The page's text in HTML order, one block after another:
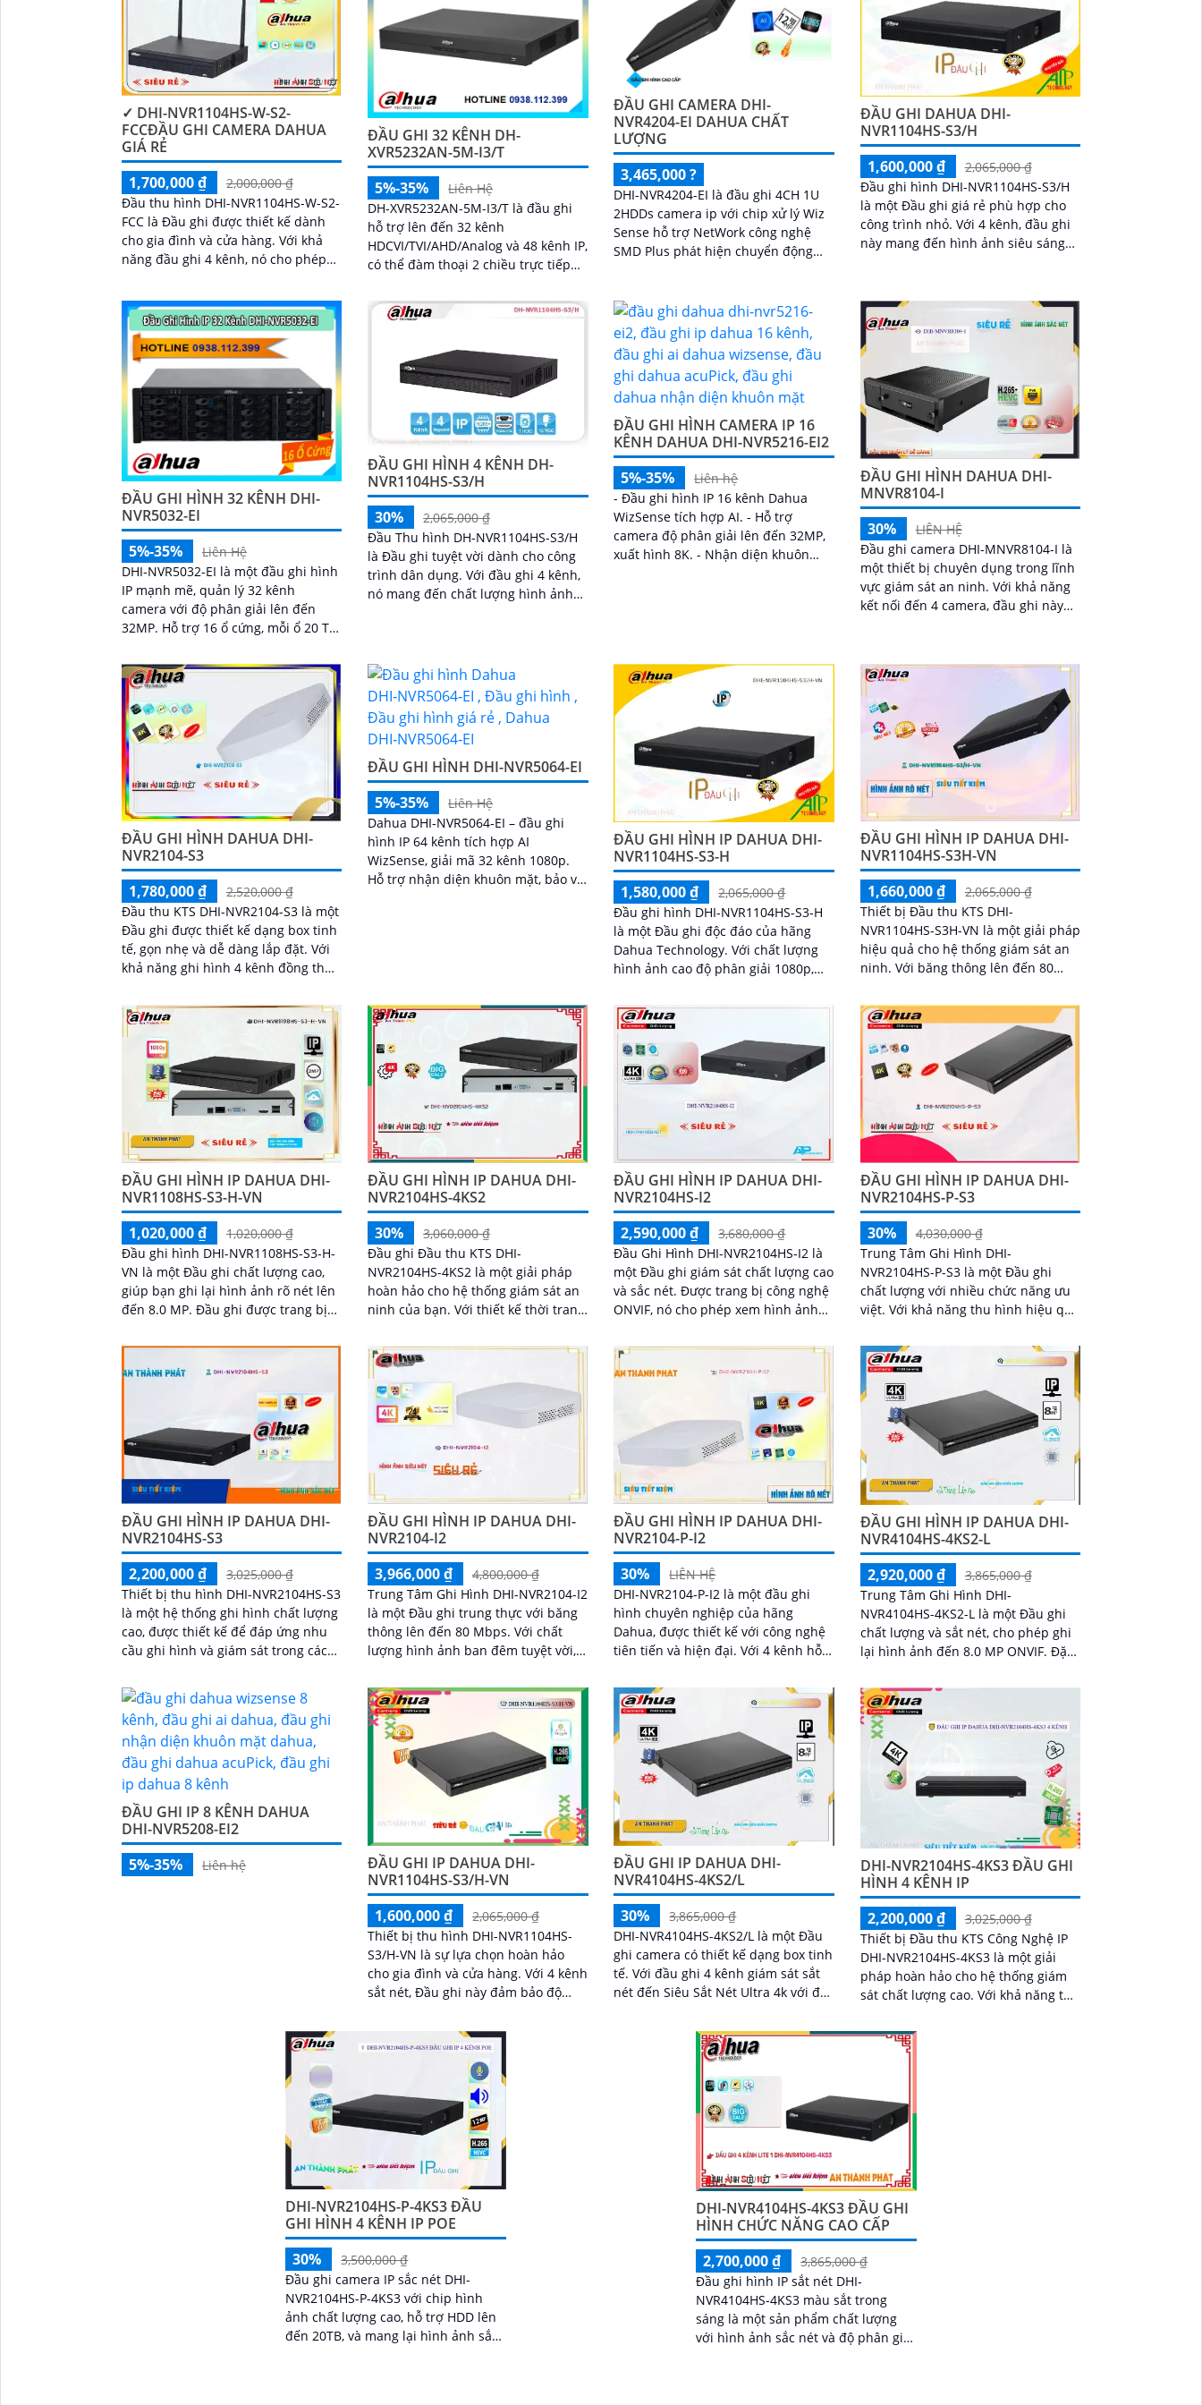
✓ DHI-NVR1104HS-W-S2-
FCCĐẦU GHI CAMERA DAHUA
GIÁ RẺ
1,700,000 ₫
2,000,000 ₫
Đầu thu hình DHI-NVR1104HS-W-S2-
FCC là Đầu ghi được thiết kế dành
cho gia đình và cửa hàng. Với khả
năng đầu ghi 4 kênh, nó cho phép
đêm, với độ phân giải 6.0 MP
ĐẦU GHI 32 KÊNH DH-
XVR5232AN-5M-I3/T
5%-35%
Liên Hệ
DH-XVR5232AN-5M-I3/T là đầu ghi
hỗ trợ lên đến 32 kênh
HDCVI/TVI/AHD/Analog và 48 kênh IP,
có thể đàm thoại 2 chiều trực tiếp
năng thông minh AcuPick, SMD Plus,
IVS và nhận diện khuôn mặt chính
xem camera dễ dàng
ĐẦU GHI CAMERA DHI-
NVR4204-EI DAHUA CHẤT
LƯỢNG
3,465,000 ?
DHI-NVR4204-EI là đầu ghi 4CH 1U
2HDDs camera ip với chip xử lý Wiz
Sense hỗ trợ NetWork công nghệ
SMD Plus phát hiện chuyển động
hình ảnh 16 MP eSATA ONVIF quản
lý IP từ xa.
ĐẦU GHI DAHUA DHI-
NVR1104HS-S3/H
1,600,000 ₫
2,065,000 ₫
Đầu ghi hình DHI-NVR1104HS-S3/H
là một Đầu ghi giá rẻ phù hợp cho
công trình nhỏ. Với 4 kênh, đầu ghi
này mang đến hình ảnh siêu sáng
ĐẦU GHI HÌNH 32 KÊNH DHI-
NVR5032-EI
5%-35%
Liên Hệ
DHI-NVR5032-EI là một đầu ghi hình
IP mạnh mẽ, quản lý 32 kênh
camera với độ phân giải lên đến
32MP. Hỗ trợ 16 ổ cứng, mỗi ổ 20 TB,
Chuẩn nén Smart H
ĐẦU GHI HÌNH 4 KÊNH DH-
NVR1104HS-S3/H
30%
2,065,000 ₫
Đầu Thu hình DH-NVR1104HS-S3/H
là Đầu ghi tuyệt vời dành cho công
trình dân dụng. Với đầu ghi 4 kênh,
nó mang đến chất lượng hình ảnh
ĐẦU GHI HÌNH CAMERA IP 16
KÊNH DAHUA DHI-NVR5216-EI2
5%-35%
Liên hệ
- Đầu ghi hình IP 16 kênh Dahua
WizSense tích hợp AI. - Hỗ trợ
camera độ phân giải lên đến 32MP,
xuất hình 8K. - Nhận diện khuôn
ĐẦU GHI HÌNH DAHUA DHI-
MNVR8104-I
30%
LIÊN HỆ
Đầu ghi camera DHI-MNVR8104-I là
một thiết bị chuyên dụng trong lĩnh
vực giám sát an ninh. Với khả năng
kết nối đến 4 camera, đầu ghi này
lượng cao
ĐẦU GHI HÌNH DAHUA DHI-
NVR2104-S3
1,780,000 ₫
2,520,000 ₫
Đầu thu KTS DHI-NVR2104-S3 là một
Đầu ghi được thiết kế dạng box tinh
tế, gọn nhẹ và dễ dàng lắp đặt. Với
khả năng ghi hình 4 kênh đồng thời
ghi này mang đến cho người dùng
những hình ảnh sắc nét và chi tiết
ĐẦU GHI HÌNH DHI-NVR5064-EI
5%-35%
Liên Hệ
Dahua DHI‑NVR5064‑EI – đầu ghi
hình IP 64 kênh tích hợp AI
WizSense, giải mã 32 kênh 1080p.
Hỗ trợ nhận diện khuôn mặt, bảo vệ
ĐẦU GHI HÌNH IP DAHUA DHI-
NVR1104HS-S3-H
1,580,000 ₫
2,065,000 ₫
Đầu ghi hình DHI-NVR1104HS-S3-H
là một Đầu ghi độc đáo của hãng
Dahua Technology. Với chất lượng
hình ảnh cao độ phân giải 1080p,
cầu về giám sát an ninh
ĐẦU GHI HÌNH IP DAHUA DHI-
NVR1104HS-S3H-VN
1,660,000 ₫
2,065,000 ₫
Thiết bị Đầu thu KTS DHI-
NVR1104HS-S3H-VN là một giải pháp
hiệu quả cho hệ thống giám sát an
ninh. Với băng thông lên đến 80
truyền thông mạnh mẽ
ĐẦU GHI HÌNH IP DAHUA DHI-
NVR1108HS-S3-H-VN
1,020,000 ₫
1,020,000 ₫
Đầu ghi hình DHI-NVR1108HS-S3-H-
VN là một Đầu ghi chất lượng cao,
giúp bạn ghi lại hình ảnh rõ nét lên
đến 8.0 MP. Đầu ghi được trang bị
minh, giúp...
ĐẦU GHI HÌNH IP DAHUA DHI-
NVR2104HS-4KS2
30%
3,060,000 ₫
Đầu ghi Đầu thu KTS DHI-
NVR2104HS-4KS2 là một giải pháp
hoàn hảo cho hệ thống giám sát an
ninh của bạn. Với thiết kế thời trang
mang lại hình ảnh sắc nét và chất
lượng cao với độ phân giải Ultra 4k
và công nghệ 8MP
ĐẦU GHI HÌNH IP DAHUA DHI-
NVR2104HS-I2
2,590,000 ₫
3,680,000 ₫
Đầu Ghi Hình DHI-NVR2104HS-I2 là
một Đầu ghi giám sát chất lượng cao
và sắc nét. Được trang bị công nghệ
ONVIF, nó cho phép xem hình ảnh
ĐẦU GHI HÌNH IP DAHUA DHI-
NVR2104HS-P-S3
30%
4,030,000 ₫
Trung Tâm Ghi Hình DHI-
NVR2104HS-P-S3 là một Đầu ghi
chất lượng với nhiều chức năng ưu
việt. Với khả năng thu hình hiệu quả
mang đến cho bạn những hình ảnh
sắc nét
ĐẦU GHI HÌNH IP DAHUA DHI-
NVR2104HS-S3
2,200,000 ₫
3,025,000 ₫
Thiết bị thu hình DHI-NVR2104HS-S3
là một hệ thống ghi hình chất lượng
cao, được thiết kế để đáp ứng nhu
cầu ghi hình và giám sát trong các
ĐẦU GHI HÌNH IP DAHUA DHI-
NVR2104-I2
3,966,000 ₫
4,800,000 ₫
Trung Tâm Ghi Hình DHI-NVR2104-I2
là một Đầu ghi trung thực với băng
thông lên đến 80 Mbps. Với chất
lượng hình ảnh ban đêm tuyệt vời,
chính hãng IP để mang đến hình
ảnh sắt nét lên đến 8
ĐẦU GHI HÌNH IP DAHUA DHI-
NVR2104-P-I2
30%
LIÊN HỆ
DHI-NVR2104-P-I2 là một đầu ghi
hình chuyên nghiệp của hãng
Dahua, được thiết kế với công nghệ
tiên tiến và hiện đại. Với 4 kênh hỗ
và xem lại các kênh video đồng thời
ĐẦU GHI HÌNH IP DAHUA DHI-
NVR4104HS-4KS2-L
2,920,000 ₫
3,865,000 ₫
Trung Tâm Ghi Hình DHI-
NVR4104HS-4KS2-L là một Đầu ghi
chất lượng và sắt nét, cho phép ghi
lại hình ảnh đến 8.0 MP ONVIF. Đặc
năng xem hình ảnh...
ĐẦU GHI IP 8 KÊNH DAHUA
DHI-NVR5208-EI2
5%-35%
Liên hệ
ĐẦU GHI IP DAHUA DHI-
NVR1104HS-S3/H-VN
1,600,000 ₫
2,065,000 ₫
Thiết bị thu hình DHI-NVR1104HS-
S3/H-VN là sự lựa chọn hoàn hảo
cho gia đình và cửa hàng. Với 4 kênh
sắt nét, Đầu ghi này đảm bảo độ
đến hình ảnh chất lượng cao nhờ
công nghệ IP chính hãng
ĐẦU GHI IP DAHUA DHI-
NVR4104HS-4KS2/L
30%
3,865,000 ₫
DHI-NVR4104HS-4KS2/L là một Đầu
ghi camera có thiết kế dạng box tinh
tế. Với đầu ghi 4 kênh giám sát sắt
nét đến Siêu Sắt Nét Ultra 4k với độ
tốt nhu cầu giám sát của bạn
DHI-NVR2104HS-4KS3 ĐẦU GHI
HÌNH 4 KÊNH IP
2,200,000 ₫
3,025,000 ₫
Thiết bị Đầu thu KTS Công Nghệ IP
DHI-NVR2104HS-4KS3 là một giải
pháp hoàn hảo cho hệ thống giám
sát chất lượng cao. Với khả năng thu
này cung...
DHI-NVR2104HS-P-4KS3 ĐẦU
GHI HÌNH 4 KÊNH IP POE
30%
3,500,000 ₫
Đầu ghi camera IP sắc nét DHI-
NVR2104HS-P-4KS3 với chip hình
ảnh chất lượng cao, hỗ trợ HDD lên
đến 20TB, và mang lại hình ảnh sắc
DHI-NVR4104HS-4KS3 ĐẦU GHI
HÌNH CHỨC NĂNG CAO CẤP
2,700,000 ₫
3,865,000 ₫
Đầu ghi hình IP sắt nét DHI-
NVR4104HS-4KS3 màu sắt trong
sáng là một sản phẩm chất lượng
với hình ảnh sắc nét và độ phân giải